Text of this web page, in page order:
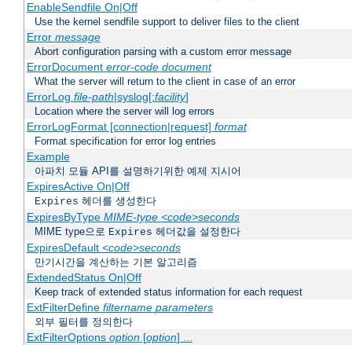
EnableSendfile On|Off
Use the kernel sendfile support to deliver files to the client
Error message
Abort configuration parsing with a custom error message
ErrorDocument error-code document
What the server will return to the client in case of an error
ErrorLog file-path|syslog[:facility]
Location where the server will log errors
ErrorLogFormat [connection|request] format
Format specification for error log entries
Example
아파치 모듈 API를 설명하기위한 예제 지시어
ExpiresActive On|Off
Expires 헤더를 생성한다
ExpiresByType MIME-type <code>seconds
MIME type으로 Expires 헤더값을 설정한다
ExpiresDefault <code>seconds
만기시간을 계산하는 기본 알고리즘
ExtendedStatus On|Off
Keep track of extended status information for each request
ExtFilterDefine filtername parameters
외부 필터를 정의한다
ExtFilterOptions option[option] ...